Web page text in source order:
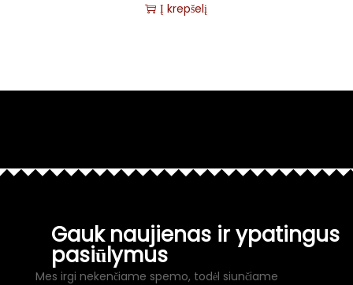
Į krepšelį
Gauk naujienas ir ypatingus
pasiūlymus
Mes irgi nekenčiame spemo, todėl siunčiame